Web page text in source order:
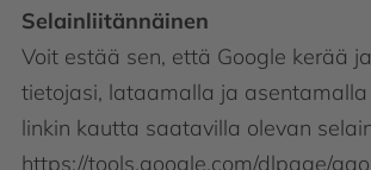
Selainliitännäinen
Voit estää sen, että Google kerää
tietojasi, lataamalla ja
linkin kautta saatavilla olevan
https://tools.google.com/dlpage/